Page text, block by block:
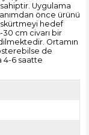
sahiptir. Uygulama
önce ürünü
hedef
cm civarı bir
Ortamın
de
4-6 saatte